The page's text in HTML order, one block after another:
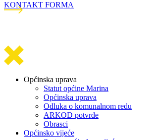
KONTAKT FORMA
Općinska uprava
Statut općine Marina
Općinska uprava
Odluka o komunalnom redu
ARKOD potvrde
Obrasci
Općinsko vijeće